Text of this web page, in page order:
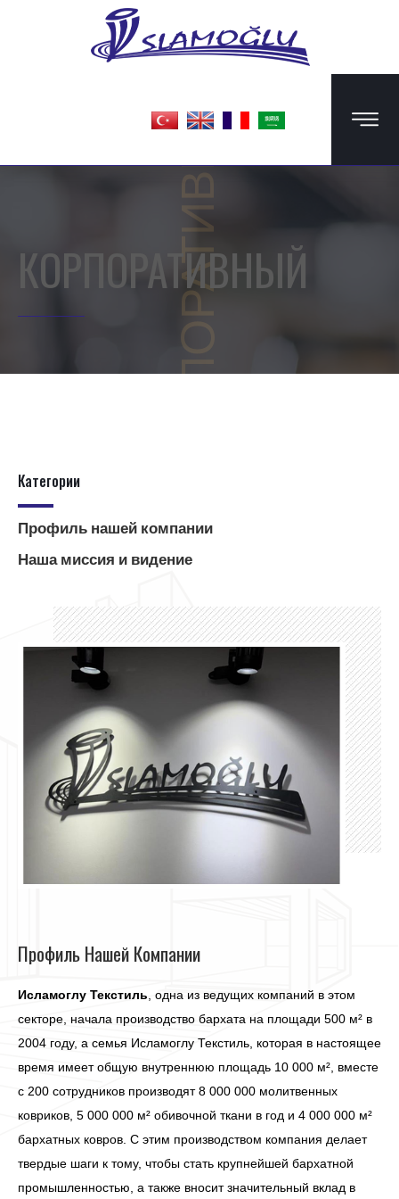
КОРПОРАТИВНЫЙ
КОРПОРАТИВНЫЙ
Категории
Профиль нашей компании
Наша миссия и видение
Профиль Нашей Компании
Исламоглу Текстиль , одна из ведущих компаний в этом
секторе, начала производство бархата на площади 500 м² в
2004 году, а семья Исламоглу Текстиль, которая в настоящее
время имеет общую внутреннюю площадь 10 000 м², вместе
с 200 сотрудников производят 8 000 000 молитвенных
ковриков, 5 000 000 м² обивочной ткани в год и 4 000 000 м²
бархатных ковров. С этим производством компания делает
твердые шаги к тому, чтобы стать крупнейшей бархатной
промышленностью, а также вносит значительный вклад в